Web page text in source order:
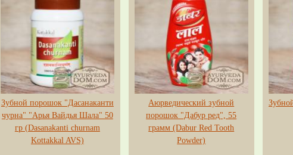
Зубной порошок "Дасанаканти
чурна" "Арья Вайдья Шала" 50
гр (Dasanakanti churnam
Kottakkal AVS)
Аюрведический зубной
порошок "Дабур ред", 55
грамм (Dabur Red Tooth
Powder)